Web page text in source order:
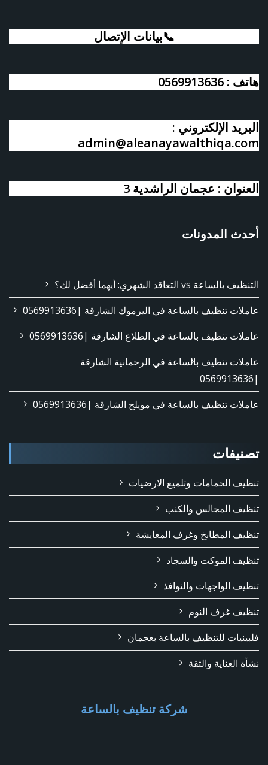
📞بيانات الإتصال
هاتف : 0569913636
البريد الإلكتروني :
admin@aleanayawalthiqa.com
العنوان : عجمان الراشدية 3
أحدث المدونات
التنظيف بالساعة vs التعاقد الشهري: أيهما أفضل لك؟
عاملات تنظيف بالساعة في اليرموك الشارقة |0569913636
عاملات تنظيف بالساعة في الطلاع الشارقة |0569913636
عاملات تنظيف بالساعة في الرحمانية الشارقة
|0569913636
عاملات تنظيف بالساعة في مويلح الشارقة |0569913636
تصنيفات
تنظيف الحمامات وتلميع الارضيات
تنظيف المجالس والكنب
تنظيف المطابخ وغرف المعايشة
تنظيف الموكت والسجاد
تنظيف الواجهات والنوافذ
تنظيف غرف النوم
فلبينيات للتنظيف بالساعة بعجمان
نشأة العناية والثقة
شركة تنظيف بالساعة